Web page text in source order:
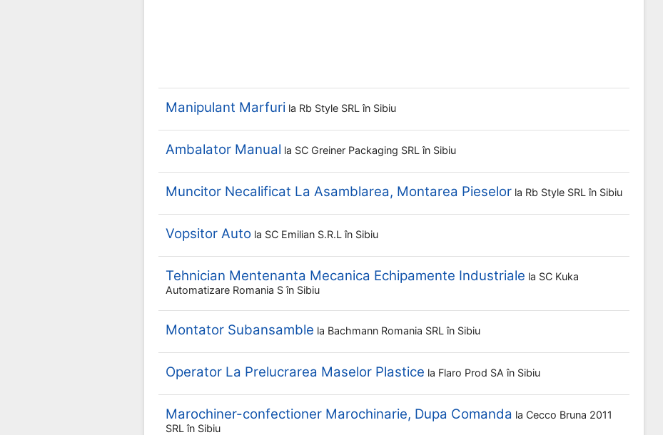
Manipulant Marfuri la Rb Style SRL în Sibiu
Ambalator Manual la SC Greiner Packaging SRL în Sibiu
Muncitor Necalificat La Asamblarea, Montarea Pieselor la Rb Style SRL în Sibiu
Vopsitor Auto la SC Emilian S.r.l în Sibiu
Tehnician Mentenanta Mecanica Echipamente Industriale la SC Kuka
Automatizare Romania S în Sibiu
Montator Subansamble la Bachmann Romania SRL în Sibiu
Operator La Prelucrarea Maselor Plastice la Flaro Prod SA în Sibiu
Marochiner-confectioner Marochinarie, Dupa Comanda la Cecco Bruna 2011
SRL în Sibiu